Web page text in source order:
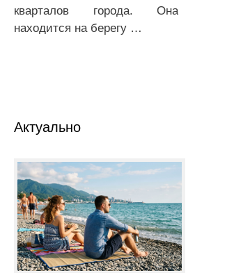
кварталов города. Она
находится на берегу …
Актуально